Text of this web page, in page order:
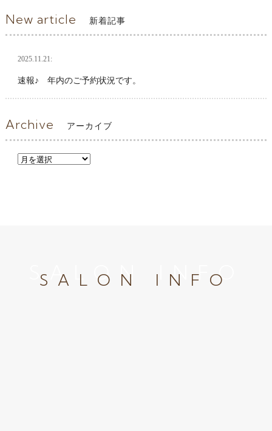
New article 新着記事
2025.11.21:
速報♪ 年内のご予約状況です。
Archive アーカイブ
SALON INFO
SALON INFO